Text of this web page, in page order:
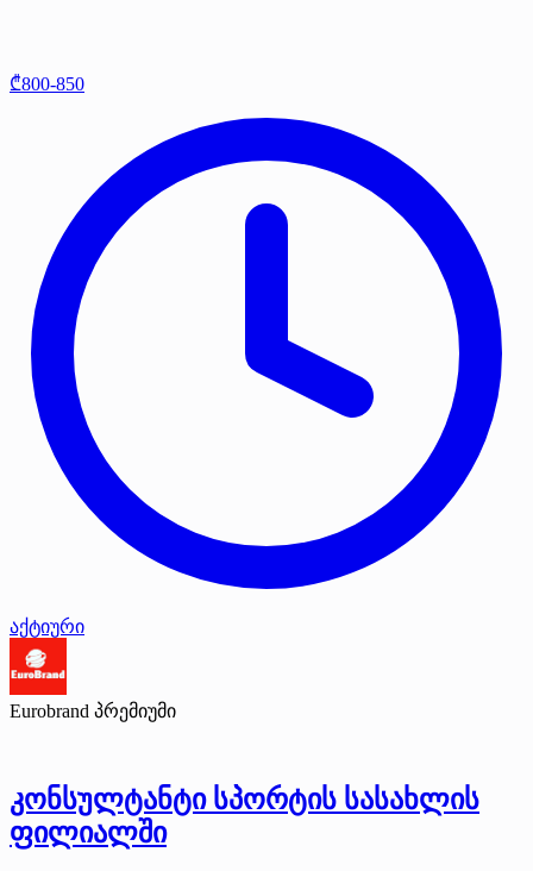
₾800-850
აქტიური
Eurobrand პრემიუმი
კონსულტანტი სპორტის სასახლის
ფილიალში